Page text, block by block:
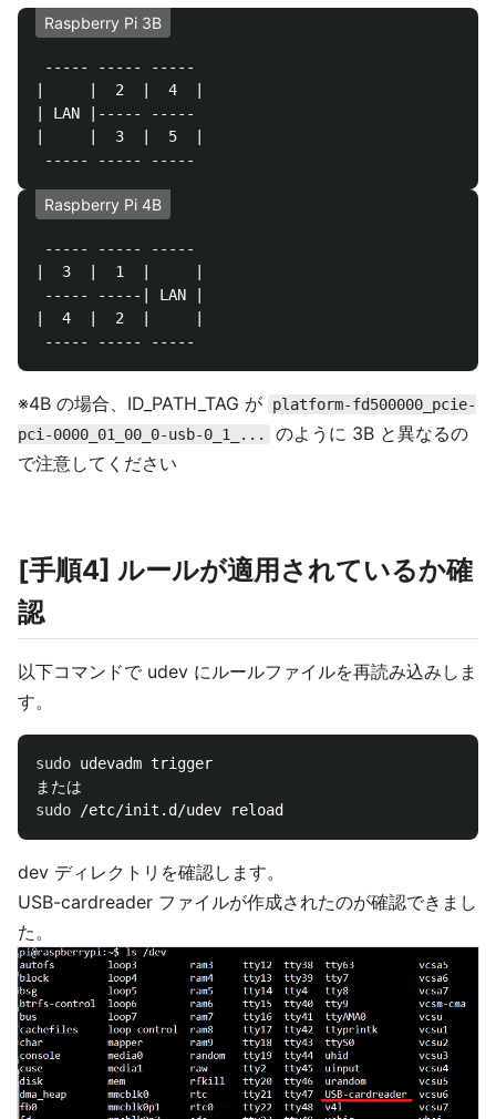
Raspberry Pi 3B
----- ----- -----
|     |  2  |  4  |
| LAN |----- -----
|     |  3  |  5  |
Raspberry Pi 4B
----- ----- -----
|  3  |  1  |     |
----- -----| LAN |
|  4  |  2  |     |
※4B の場合、ID_PATH_TAG が
platform-fd500000_pcie-
pci-0000_01_00_0-usb-0_1_...
のように 3B と異なるの
で注意してください
[手順4] ルールが適用されているか確
認
以下コマンドで udev にルールファイルを再読み込みしま
す。
sudo udevadm trigger
sudo
dev ディレクトリを確認します。
USB-cardreader ファイルが作成されたのが確認できまし
た。